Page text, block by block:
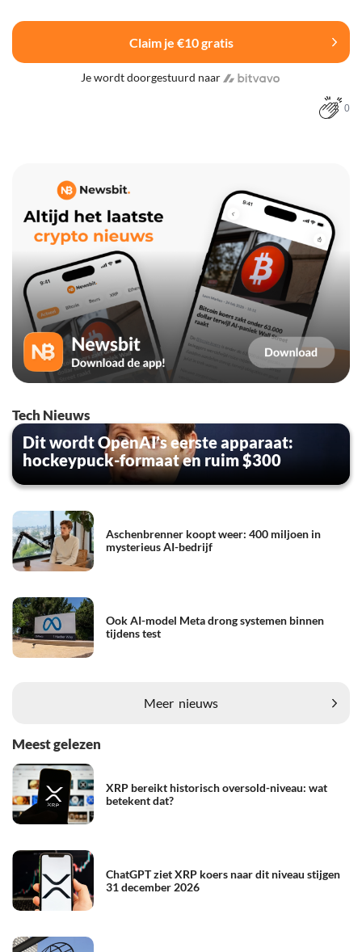
Claim je €10 gratis
Je wordt doorgestuurd naar
0
Tech Nieuws
Dit wordt OpenAI’s eerste apparaat:
hockeypuck-formaat en ruim $300
Aschenbrenner koopt weer: 400 miljoen in
mysterieus AI-bedrijf
Ook AI-model Meta drong systemen binnen
tijdens test
Meer nieuws
Meest gelezen
XRP bereikt historisch oversold-niveau: wat
betekent dat?
ChatGPT ziet XRP koers naar dit niveau stijgen
31 december 2026